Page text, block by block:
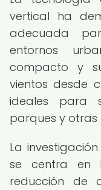
vertical ha
adecuada
entornos
compacto y
vientos desde
ideales para
parques y otras
La
se centra en
reducción de